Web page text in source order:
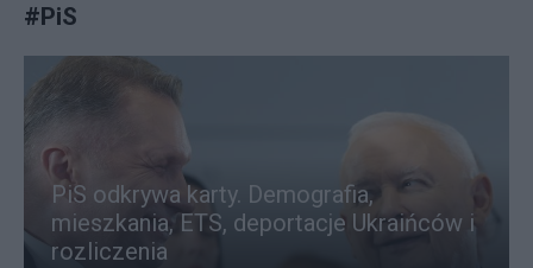
#PiS
PiS odkrywa karty. Demografia,
mieszkania, ETS, deportacje Ukraińców i
rozliczenia